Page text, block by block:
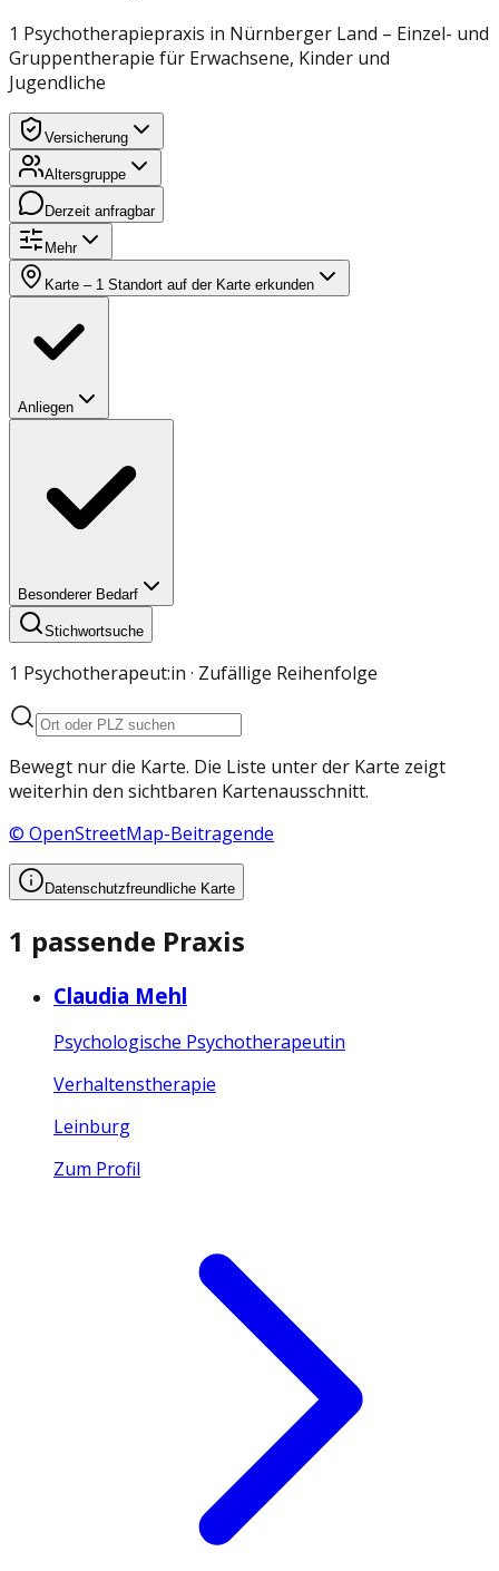
1 Psychotherapiepraxis in Nürnberger Land – Einzel- und
Gruppentherapie für Erwachsene, Kinder und
Jugendliche
Versicherung
Altersgruppe
Derzeit anfragbar
Mehr
Karte – 1 Standort auf der Karte erkunden
Anliegen
Besonderer Bedarf
Stichwortsuche
1 Psychotherapeut:in · Zufällige Reihenfolge
Bewegt nur die Karte. Die Liste unter der Karte zeigt
weiterhin den sichtbaren Kartenausschnitt.
© OpenStreetMap-Beitragende
Datenschutzfreundliche Karte
1 passende Praxis
Claudia Mehl
Psychologische Psychotherapeutin
Verhaltenstherapie
Leinburg
Zum Profil